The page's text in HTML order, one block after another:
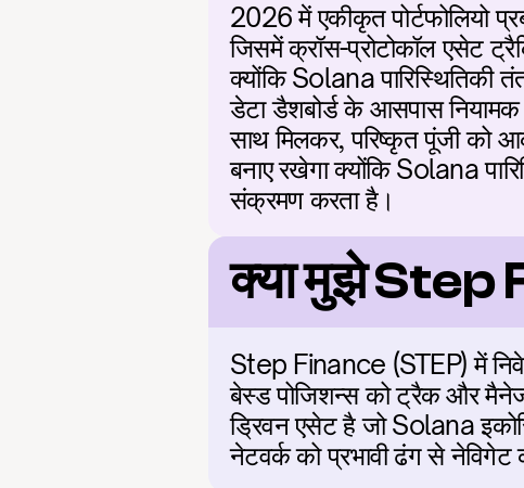
2026 में एकीकृत पोर्टफोलियो
जिसमें क्रॉस-प्रोटोकॉल एसेट
क्योंकि Solana पारिस्थितिकी
डेटा डैशबोर्ड के आसपास नियामक
साथ मिलकर, परिष्कृत पूंजी को
बनाए रखेगा क्योंकि Solana
संक्रमण करता है।
क्या मुझे Step
Step Finance (STEP) में
बेस्ड पोजिशन्स को ट्रैक और
ड्रिवन एसेट है जो Solana
नेटवर्क को प्रभावी ढंग से